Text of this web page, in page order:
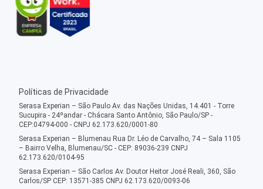
Políticas de Privacidade
Serasa Experian – São Paulo Av. das Nações Unidas, 14.401 - Torre
Sucupira - 24ºandar - Chácara Santo Antônio, São Paulo/SP -
CEP:04794-000 - CNPJ 62.173.620/0001-80
Serasa Experian – Blumenau Rua Dr. Léo de Carvalho, 74 – Sala 1105
– Bairro Velha, Blumenau/SC - CEP: 89036-239 CNPJ
62.173.620/0104-95
Serasa Experian – São Carlos Av. Doutor Heitor José Reali, 360, São
Carlos/SP CEP: 13571-385 CNPJ 62.173.620/0093-06